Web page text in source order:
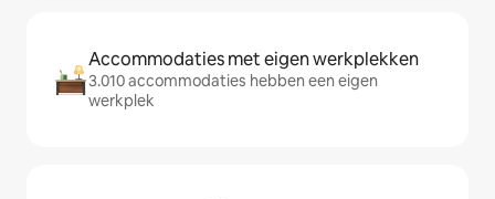
Accommodaties met eigen werkplekken
3.010 accommodaties hebben een eigen
werkplek